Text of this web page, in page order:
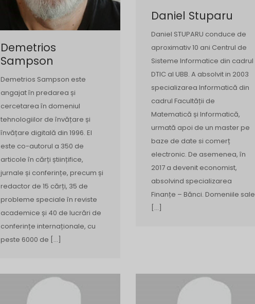
Demetrios
Sampson
Demetrios Sampson este
angajat în predarea și
cercetarea în domeniul
tehnologiilor de învățare și
învățare digitală din 1996. El
este co-autorul a 350 de
articole în cărți științifice,
jurnale și conferințe, precum și
redactor de 15 cărți, 35 de
probleme speciale în reviste
academice și 40 de lucrări de
conferințe internaționale, cu
peste 6000 de […]
Daniel Stuparu
Daniel STUPARU conduce de
aproximativ 10 ani Centrul de
Sisteme Informatice din cadrul
DTIC al UBB. A absolvit in 2003
specializarea Informatică din
cadrul Facultății de
Matematică și Informatică,
urmată apoi de un master pe
baze de date si comerț
electronic. De asemenea, în
2017 a devenit economist,
absolvind specializarea
Finanțe – Bănci. Domeniile sale
[…]